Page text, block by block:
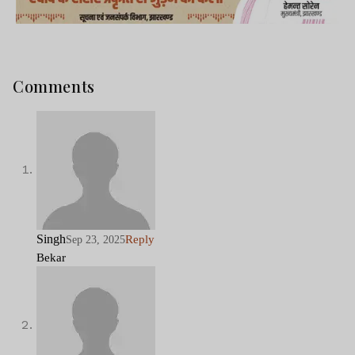
Comments
SinghSep 23, 2025Reply
Bekar